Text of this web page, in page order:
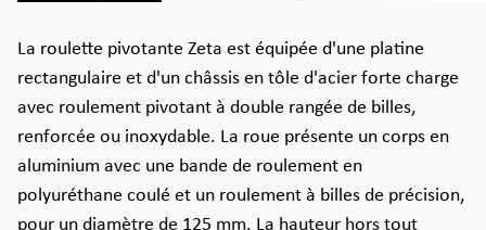
La roulette pivotante Zeta est équipée d'une platine
rectangulaire et d'un châssis en tôle d'acier forte charge
avec roulement pivotant à double rangée de billes,
renforcée ou inoxydable. La roue présente un corps en
aluminium avec une bande de roulement en
polyuréthane coulé et un roulement à billes de précision,
pour un diamètre de 125 mm. La hauteur hors tout